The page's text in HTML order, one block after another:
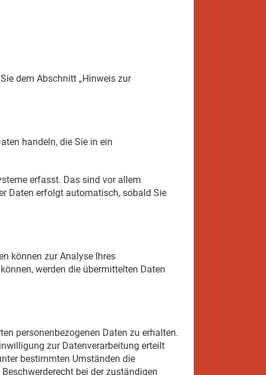
dem Abschnitt „Hinweis zur
handeln, die Sie in ein
erfasst. Das sind vor allem
Daten erfolgt automatisch, sobald Sie
können zur Analyse Ihres
werden die übermittelten Daten
personenbezogenen Daten zu erhalten.
zur Datenverarbeitung erteilt
bestimmten Umständen die
bei der zuständigen